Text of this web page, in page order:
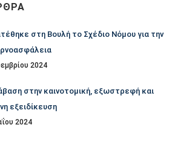
στη Βουλή το Σχέδιο Νόμου για την
2024
στην καινοτομική, εξωστρεφή και
εξειδίκευση
2024